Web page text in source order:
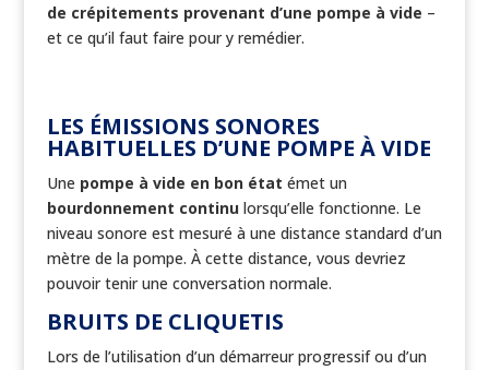
de crépitements provenant d’une pompe à vide –
et ce qu’il faut faire pour y remédier.
LES ÉMISSIONS SONORES
HABITUELLES D’UNE POMPE À VIDE
Une pompe à vide en bon état émet un
bourdonnement continulorsqu’elle fonctionne. Le
niveau sonore est mesuré à une distance standard d’un
mètre de la pompe. À cette distance, vous devriez
pouvoir tenir une conversation normale.
BRUITS DE CLIQUETIS
Lors de l’utilisation d’un démarreur progressif ou d’un